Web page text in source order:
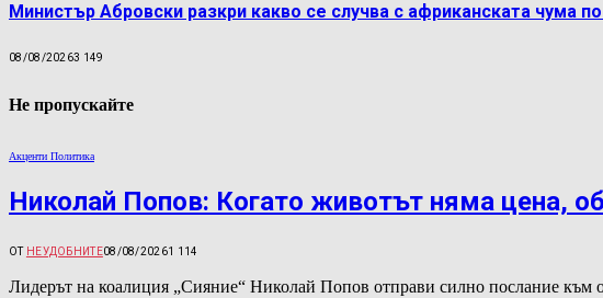
Министър Абровски разкри какво се случва с африканската чума
08/08/20263 149
Не пропускайте
Акценти Политика
Николай Попов: Когато животът няма цена,
ОТ НЕУДОБНИТЕ08/08/20261 114
Лидерът на коалиция „Сияние“ Николай Попов отправи силно послание към